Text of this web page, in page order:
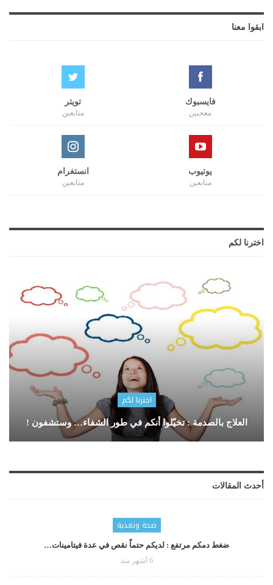
ابقوا معنا
فايسبوك
معجبين
تويتر
متابعين
يوتيوب
متابعين
انستغرام
متابعين
اخترنا لكم
اخترنا لكم
العلاج بالصدمة : تخيّلوا أنكم في طور الشفاء… وستشفون !
أحدث المقالات
صحة وتغذية
ضغط دمكم مرتفع : لديكم حتماّ نقص في عدة فيتامينات…
6 أشهر منذ